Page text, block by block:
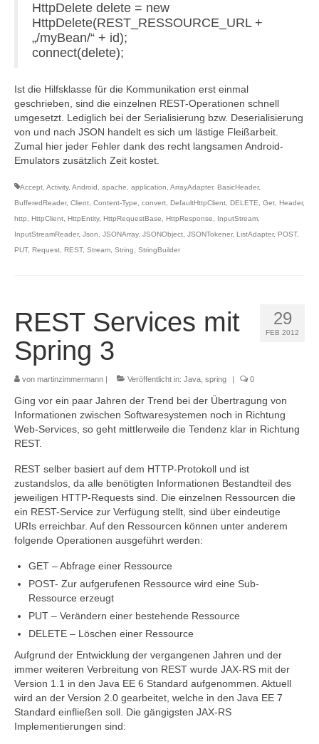
HttpDelete delete = new
HttpDelete(REST_RESSOURCE_URL +
„/myBean/“ + id);
connect(delete);
Ist die Hilfsklasse für die Kommunikation erst einmal
geschrieben, sind die einzelnen REST-Operationen schnell
umgesetzt. Lediglich bei der Serialisierung bzw. Deserialisierung
von und nach JSON handelt es sich um lästige Fleißarbeit.
Zumal hier jeder Fehler dank des recht langsamen Android-
Emulators zusätzlich Zeit kostet.
Accept Activity, Android apache application ArrayAdapter, BasicHeader,
BufferedReader, Client Content-Type convert DefaultHttpClient DELETE Get Header,
http
HttpClient HttpEntity, HttpRequestBase HttpResponse InputStream
InputStreamReader, Json JSONArray, JSONObject JSONTokener, ListAdapter, POST,
PUT, Request REST, Stream String StringBuilder
29
FEB 2012
REST Services mit
Spring 3
von martinzimmermann | Veröffentlicht in: Java spring | 0
Ging vor ein paar Jahren der Trend bei der Übertragung von
Informationen zwischen Softwaresystemen noch in Richtung
Web-Services, so geht mittlerweile die Tendenz klar in Richtung
REST.
REST selber basiert auf dem HTTP-Protokoll und ist
zustandslos, da alle benötigten Informationen Bestandteil des
jeweiligen HTTP-Requests sind. Die einzelnen Ressourcen die
ein REST-Service zur Verfügung stellt, sind über eindeutige
URIs erreichbar. Auf den Ressourcen können unter anderem
folgende Operationen ausgeführt werden:
GET – Abfrage einer Ressource
POST- Zur aufgerufenen Ressource wird eine Sub-
Ressource erzeugt
PUT – Verändern einer bestehende Ressource
DELETE – Löschen einer Ressource
Aufgrund der Entwicklung der vergangenen Jahren und der
immer weiteren Verbreitung von REST wurde JAX-RS mit der
Version 1.1 in den Java EE 6 Standard aufgenommen. Aktuell
wird an der Version 2.0 gearbeitet, welche in den Java EE 7
Standard einfließen soll. Die gängigsten JAX-RS
Implementierungen sind: